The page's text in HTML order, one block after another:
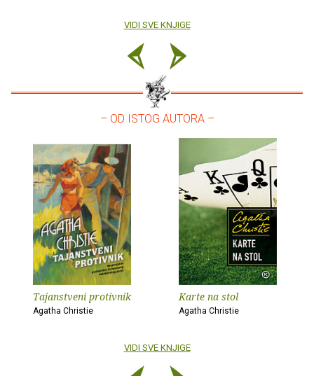
VIDI SVE KNJIGE
– OD ISTOG AUTORA –
Tajanstveni protivnik
Agatha Christie
Karte na stol
Agatha Christie
VIDI SVE KNJIGE